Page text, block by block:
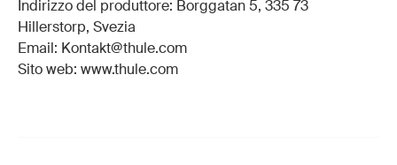
Indirizzo del produttore: Borggatan 5, 335 73
Hillerstorp, Svezia
Email: Kontakt@thule.com
Sito web: www.thule.com